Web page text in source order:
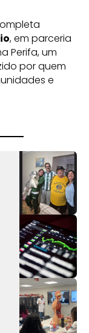
, em parceria
Perifa, um
por quem
e